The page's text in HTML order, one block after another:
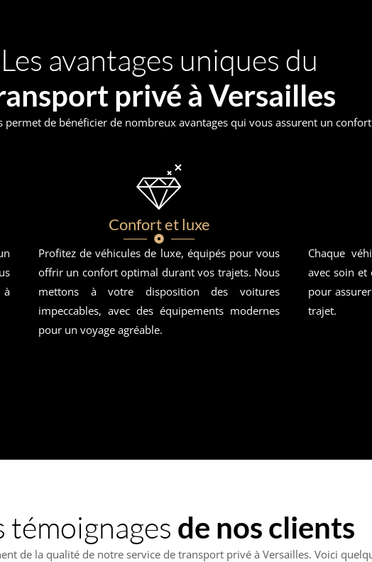
Les avantages uniques du
privé à Versailles
permet de bénéficier de nombreux avantages qui vous assurent un
à
Confort et luxe
Profitez de véhicules de luxe, équipés pour vous
offrir un confort optimal durant vos trajets. Nous
mettons à votre disposition des voitures
impeccables, avec des équipements modernes
pour un voyage agréable.
Chaque
avec soin et
pour
trajet.
témoignages de nos clients
de la qualité de notre service de transport privé à Versailles. Voici